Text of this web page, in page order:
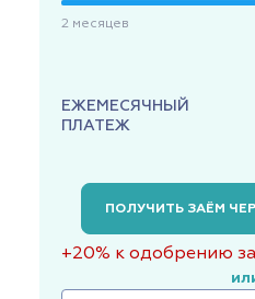
2 месяцев
ЕЖЕМЕСЯЧНЫЙ
ПЛАТЕЖ
ПОЛУЧИТЬ ЗАЁМ
+20% к одобрению